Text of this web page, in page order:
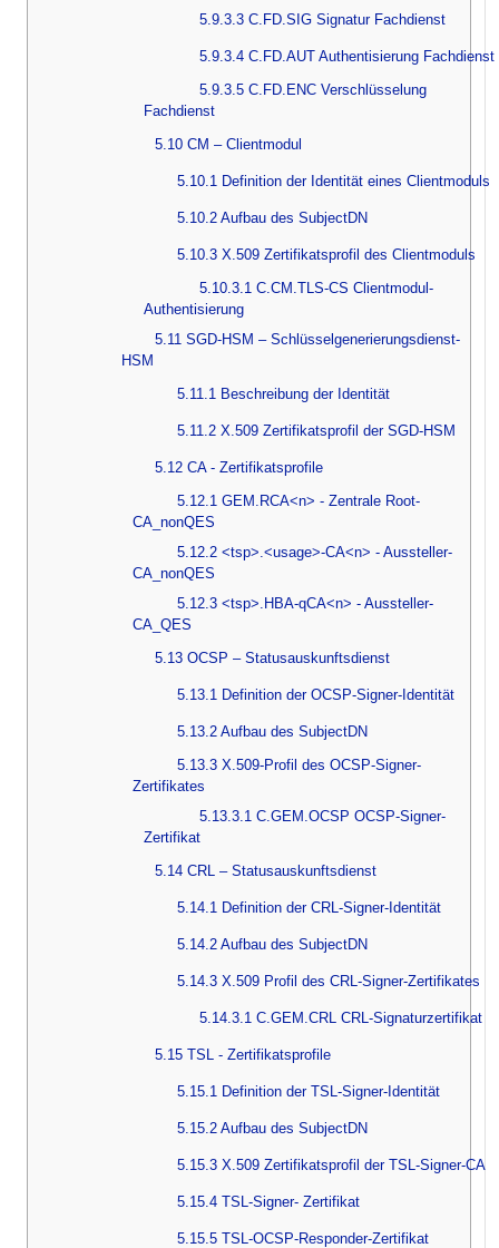
5.9.3.3 C.FD.SIG Signatur Fachdienst
5.9.3.4 C.FD.AUT Authentisierung Fachdienst
5.9.3.5 C.FD.ENC Verschlüsselung
Fachdienst
5.10 CM – Clientmodul
5.10.1 Definition der Identität eines Clientmoduls
5.10.2 Aufbau des SubjectDN
5.10.3 X.509 Zertifikatsprofil des Clientmoduls
5.10.3.1 C.CM.TLS-CS Clientmodul-
Authentisierung
5.11 SGD-HSM – Schlüsselgenerierungsdienst-
HSM
5.11.1 Beschreibung der Identität
5.11.2 X.509 Zertifikatsprofil der SGD-HSM
5.12 CA - Zertifikatsprofile
5.12.1 GEM.RCA<n> - Zentrale Root-
CA_nonQES
5.12.2 <tsp>.<usage>-CA<n> - Aussteller-
CA_nonQES
5.12.3 <tsp>.HBA-qCA<n> - Aussteller-
CA_QES
5.13 OCSP – Statusauskunftsdienst
5.13.1 Definition der OCSP-Signer-Identität
5.13.2 Aufbau des SubjectDN
5.13.3 X.509-Profil des OCSP-Signer-
Zertifikates
5.13.3.1 C.GEM.OCSP OCSP-Signer-
Zertifikat
5.14 CRL – Statusauskunftsdienst
5.14.1 Definition der CRL-Signer-Identität
5.14.2 Aufbau des SubjectDN
5.14.3 X.509 Profil des CRL-Signer-Zertifikates
5.14.3.1 C.GEM.CRL CRL-Signaturzertifikat
5.15 TSL - Zertifikatsprofile
5.15.1 Definition der TSL-Signer-Identität
5.15.2 Aufbau des SubjectDN
5.15.3 X.509 Zertifikatsprofil der TSL-Signer-CA
5.15.4 TSL-Signer- Zertifikat
5.15.5 TSL-OCSP-Responder-Zertifikat